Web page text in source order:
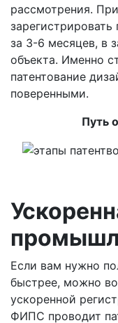
рассмотрения.
за 3-6 месяцев, в
объекта. Именно
патентование
поверенными.
Путь
Если вам нужно
быстрее, можно
ускоренной
ФИПС проводит